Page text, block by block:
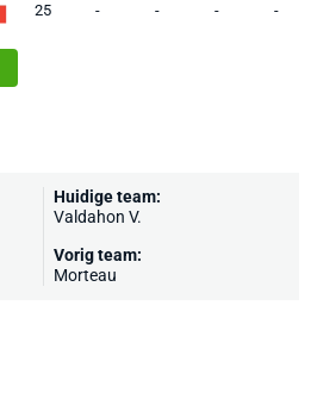
25 - - - -
Huidige team:
Valdahon V.
Vorig team:
Morteau